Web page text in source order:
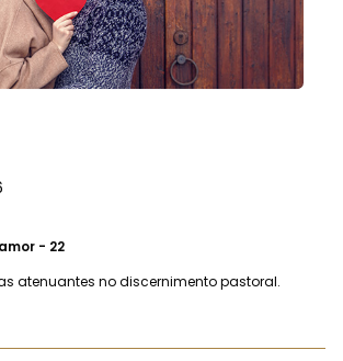
- 22
atenuantes no discernimento pastoral.